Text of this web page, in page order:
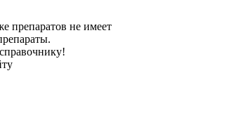
препаратов не имеет